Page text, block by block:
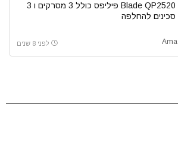
Blade QP2520 פיליפס כולל 3 מסרקים ו 3
סכינים להחלפה
לפני 8 שנים